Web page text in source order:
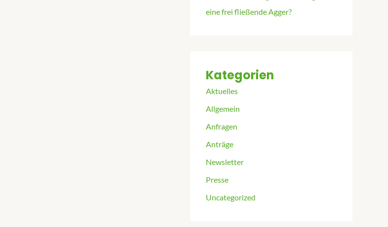
eine frei fließende Agger?
Kategorien
Aktuelles
Allgemein
Anfragen
Anträge
Newsletter
Presse
Uncategorized